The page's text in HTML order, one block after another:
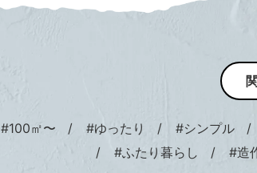
#100㎡〜 #ゆったり #シンプル
#ふたり暮らし
#造